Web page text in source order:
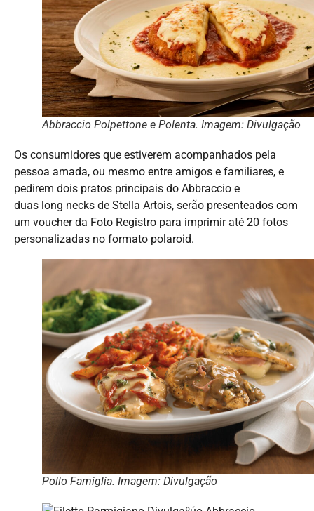
Abbraccio Polpettone e Polenta. Imagem: Divulgação
Os consumidores que estiverem acompanhados pela
pessoa amada, ou mesmo entre amigos e familiares, e
pedirem dois pratos principais do Abbraccio e
duas long necks de Stella Artois, serão presenteados com
um voucher da Foto Registro para imprimir até 20 fotos
personalizadas no formato polaroid.
Pollo Famiglia. Imagem: Divulgação